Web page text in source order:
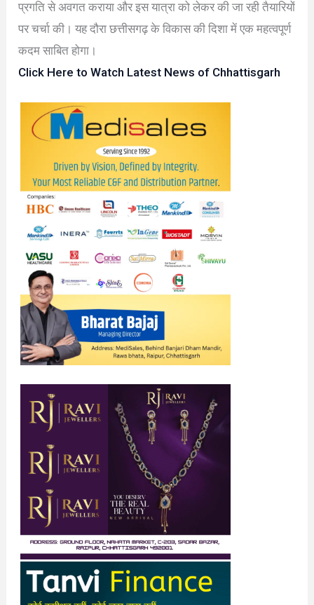
प्रगति से अवगत कराया और इस यात्रा को लेकर की जा रही तैयारियों
पर चर्चा की। यह दौरा छत्तीसगढ़ के विकास की दिशा में एक महत्वपूर्ण
कदम साबित होगा।
Click Here to Watch Latest News of Chhattisgarh